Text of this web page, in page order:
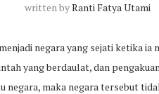
written byRanti Fatya Utami
negara yang sejati ketika
yang berdaulat, dan
negara, maka negara tersebut